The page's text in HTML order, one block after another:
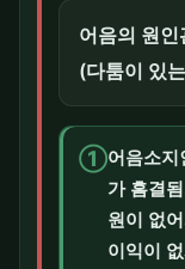
어음의 원
(다툼이 있
①어음소지
가 흠결
원이 없
이익이